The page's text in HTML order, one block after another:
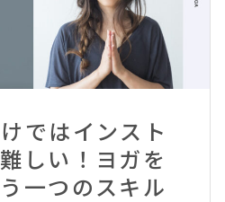
ではインスト
しい！ヨガを
一つのスキル